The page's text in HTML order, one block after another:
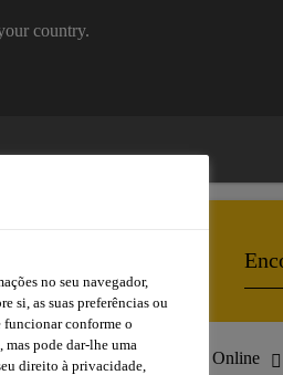
country.
Cursos Online Compre Online
no seu navegador,
si, as suas preferências ou
conforme o
pode dar-lhe uma
direito à privacidade,